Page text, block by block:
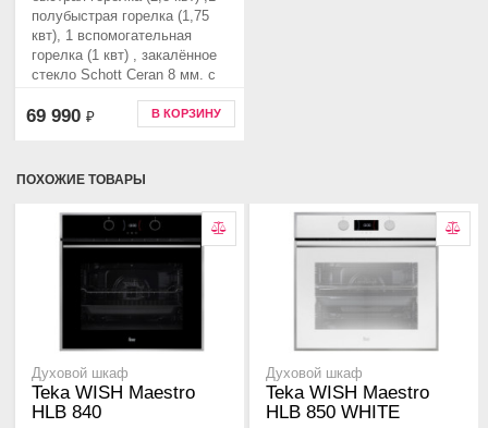
полубыстрая горелка (1,75
квт), 1 вспомогательная
горелка (1 квт) , закалённое
стекло Schott Ceran 8 мм. с
69 990 ₽ В КОРЗИНУ
ПОХОЖИЕ ТОВАРЫ
Духовой шкаф
Teka WISH Maestro
HLB 840
Духовой шкаф
Teka WISH Maestro
HLB 850 WHITE